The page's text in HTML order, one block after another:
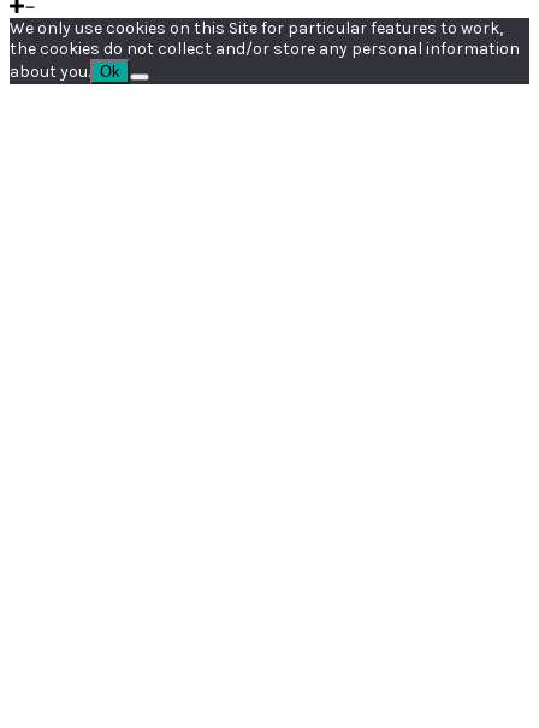
We only use cookies on this Site for particular features to work,
the cookies do not collect and/or store any personal information
about you. Ok